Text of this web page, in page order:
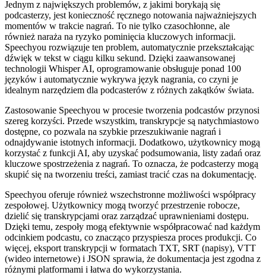
Jednym z największych problemów, z jakimi borykają się
podcasterzy, jest konieczność ręcznego notowania najważniejszych
momentów w trakcie nagrań. To nie tylko czasochłonne, ale
również naraża na ryzyko pominięcia kluczowych informacji.
Speechyou rozwiązuje ten problem, automatycznie przekształcając
dźwięk w tekst w ciągu kilku sekund. Dzięki zaawansowanej
technologii Whisper AI, oprogramowanie obsługuje ponad 100
języków i automatycznie wykrywa język nagrania, co czyni je
idealnym narzędziem dla podcasterów z różnych zakątków świata.
Zastosowanie Speechyou w procesie tworzenia podcastów przynosi
szereg korzyści. Przede wszystkim, transkrypcje są natychmiastowo
dostępne, co pozwala na szybkie przeszukiwanie nagrań i
odnajdywanie istotnych informacji. Dodatkowo, użytkownicy mogą
korzystać z funkcji AI, aby uzyskać podsumowania, listy zadań oraz
kluczowe spostrzeżenia z nagrań. To oznacza, że podcasterzy mogą
skupić się na tworzeniu treści, zamiast tracić czas na dokumentację.
Speechyou oferuje również wszechstronne możliwości współpracy
zespołowej. Użytkownicy mogą tworzyć przestrzenie robocze,
dzielić się transkrypcjami oraz zarządzać uprawnieniami dostępu.
Dzięki temu, zespoły mogą efektywnie współpracować nad każdym
odcinkiem podcastu, co znacząco przyspiesza proces produkcji. Co
więcej, eksport transkrypcji w formatach TXT, SRT (napisy), VTT
(wideo internetowe) i JSON sprawia, że dokumentacja jest zgodna z
różnymi platformami i łatwa do wykorzystania.